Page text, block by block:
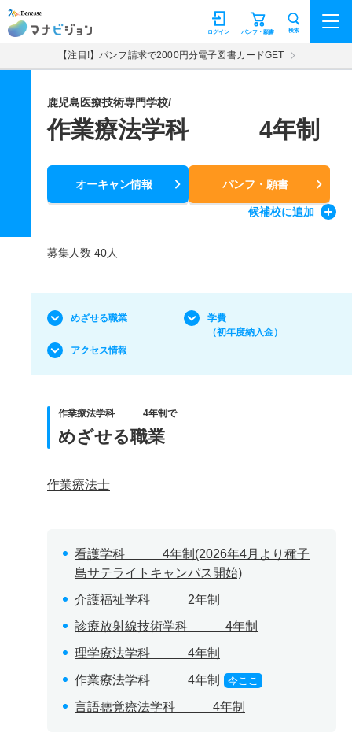
マナビジョン パンフ・願書
ログイン 検索
【注目!】パンフ請求で2000円分電子図書カードGET
鹿児島医療技術専門学校/
作業療法学科 4年制
オーキャン情報 パンフ・願書
候補校に追加
募集人数 40人
めざせる職業
学費
（初年度納入金）
アクセス情報
作業療法学科 4年制で
めざせる職業
作業療法士
看護学科 4年制(2026年4月より種子
島サテライトキャンパス開始)
介護福祉学科 2年制
診療放射線技術学科 4年制
理学療法学科 4年制
作業療法学科 4年制
今ここ
言語聴覚療法学科 4年制